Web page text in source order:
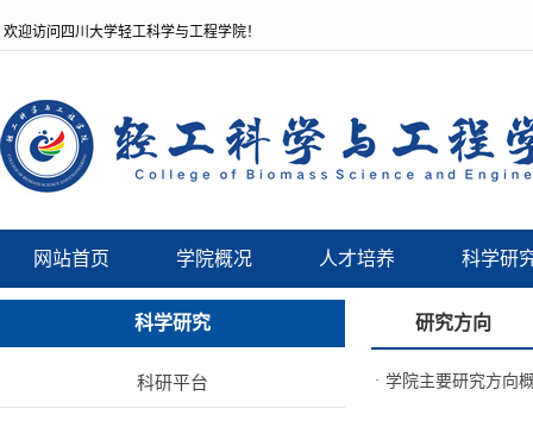
欢迎访问四川大学轻工科学与工程学院！
网站首页 学院概况 人才培养 科学研
科学研究
科研平台
研究方向
· 学院主要研究方向